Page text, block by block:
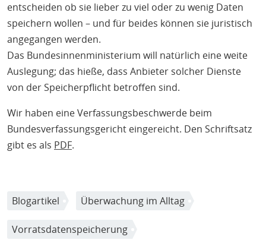
entscheiden ob sie lieber zu viel oder zu wenig Daten
speichern wollen – und für beides können sie juristisch
angegangen werden.
Das Bundesinnenministerium will natürlich eine weite
Auslegung; das hieße, dass Anbieter solcher Dienste
von der Speicherpflicht betroffen sind.
Wir haben eine Verfassungsbeschwerde beim
Bundesverfassungsgericht eingereicht. Den Schriftsatz
gibt es als PDF.
Blogartikel Überwachung im Alltag
Vorratsdatenspeicherung